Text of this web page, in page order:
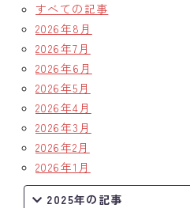
情報公開
入会のご案内
すべての記事
2026年8月
2026年7月
2026年6月
2026年5月
2026年4月
2026年3月
2026年2月
2026年1月
2025年の記事